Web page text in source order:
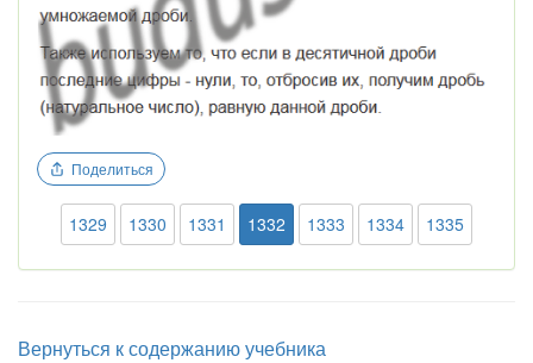
Поделиться
1329 1330 1331 1332 1333 1334 1335
Вернуться к содержанию учебника